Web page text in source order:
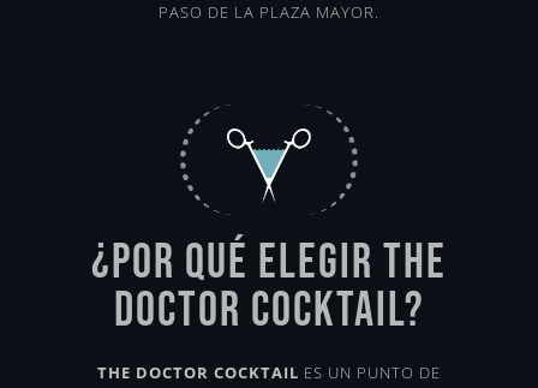
PASO DE LA PLAZA MAYOR.
¿Por qué elegir The
Doctor Cocktail?
THE DOCTOR COCKTAIL ES UN PUNTO DE